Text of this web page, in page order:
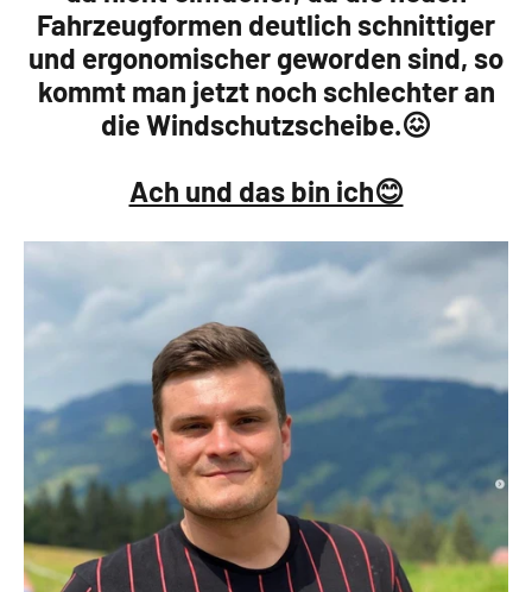
Fahrzeugformen deutlich schnittiger
und ergonomischer geworden sind, so
kommt man jetzt noch schlechter an
die Windschutzscheibe.😖
Ach und das bin ich😊